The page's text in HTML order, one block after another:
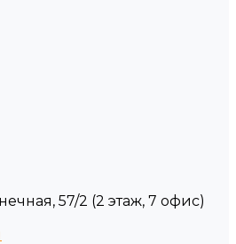
57/2 (2 этаж, 7 офис)